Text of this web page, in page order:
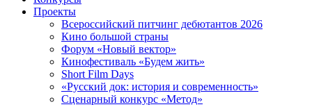
Проекты
Всероссийский питчинг дебютантов 2026
Кино большой страны
Форум «Новый вектор»
Кинофестиваль «Будем жить»
Short Film Days
«Русский док: история и современность»
Сценарный конкурс «Метод»